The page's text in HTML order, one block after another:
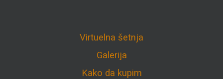
Virtuelna šetnja
Galerija
Kako da kupim